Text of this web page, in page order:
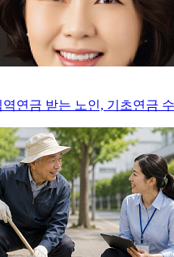
역연금 받는 노인, 기초연금